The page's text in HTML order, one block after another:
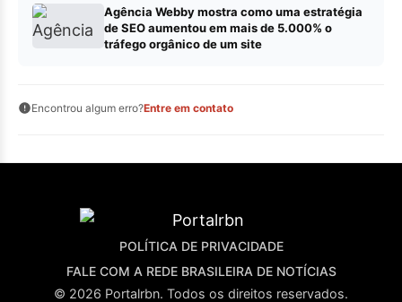
Agência Webby mostra como uma estratégia
de SEO aumentou em mais de 5.000% o
tráfego orgânico de um site
Encontrou algum erro?Entre em contato
POLÍTICA DE PRIVACIDADE
FALE COM A REDE BRASILEIRA DE NOTÍCIAS
© 2026 Portalrbn. Todos os direitos reservados.